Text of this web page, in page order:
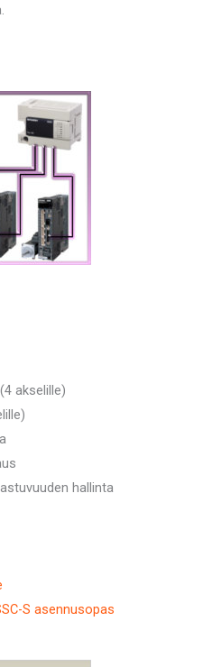
akselille)
hallinta
S asennusopas